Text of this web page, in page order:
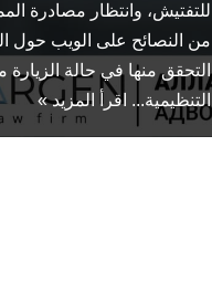
للتفتيش، وانتظار مصادرة
من النصائح على الويب حول
التحقق منها في حالة
التنظيمية... اقرأ المزيد »